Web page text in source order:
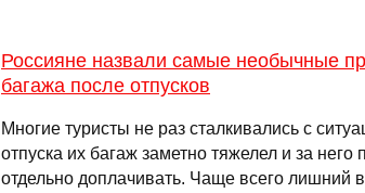
Россияне назвали самые необычные
багажа после отпусков
Многие туристы не раз сталкивались с
отпуска их багаж заметно тяжелел и за него
отдельно доплачивать. Чаще всего лишний